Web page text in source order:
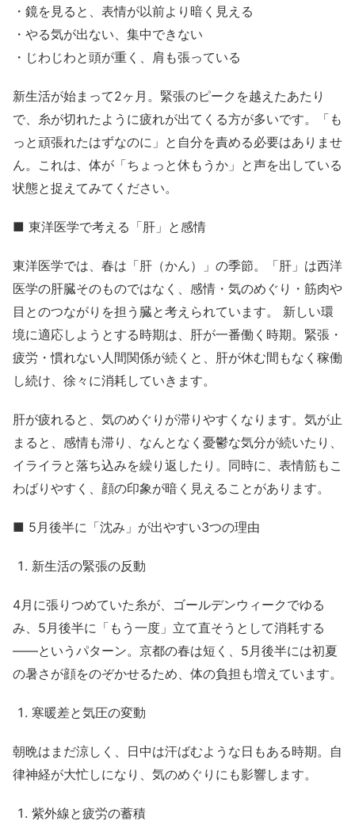
・鏡を見ると、表情が以前より暗く見える
・やる気が出ない、集中できない
・じわじわと頭が重く、肩も張っている
新生活が始まって2ヶ月。緊張のピークを越えたあたり
で、糸が切れたように疲れが出てくる方が多いです。「も
っと頑張れたはずなのに」と自分を責める必要はありませ
ん。これは、体が「ちょっと休もうか」と声を出している
状態と捉えてみてください。
■ 東洋医学で考える「肝」と感情
東洋医学では、春は「肝（かん）」の季節。「肝」は西洋
医学の肝臓そのものではなく、感情・気のめぐり・筋肉や
目とのつながりを担う臓と考えられています。 新しい環
境に適応しようとする時期は、肝が一番働く時期。緊張・
疲労・慣れない人間関係が続くと、肝が休む間もなく稼働
し続け、徐々に消耗していきます。
肝が疲れると、気のめぐりが滞りやすくなります。気が止
まると、感情も滞り、なんとなく憂鬱な気分が続いたり、
イライラと落ち込みを繰り返したり。同時に、表情筋もこ
わばりやすく、顔の印象が暗く見えることがあります。
■ 5月後半に「沈み」が出やすい3つの理由
新生活の緊張の反動
4月に張りつめていた糸が、ゴールデンウィークでゆる
み、5月後半に「もう一度」立て直そうとして消耗する
——というパターン。京都の春は短く、5月後半には初夏
の暑さが顔をのぞかせるため、体の負担も増えています。
寒暖差と気圧の変動
朝晩はまだ涼しく、日中は汗ばむような日もある時期。自
律神経が大忙しになり、気のめぐりにも影響します。
紫外線と疲労の蓄積